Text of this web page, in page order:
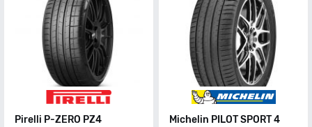
Pirelli P-ZERO PZ4
Michelin PILOT SPORT 4